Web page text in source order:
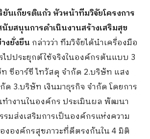
นเกียรติแก้ว หัวหน้าทีมวิจัยโครงการ
บสนุนการดำเนินงานสร้างเสริมสุข
งยั่งยืน กล่าวว่า ทีมวิจัยได้นำเครื่องมือ
ไปประยุกต์ใช้จริงในองค์กรต้นแบบ 3
ซีอาร์ซี ไทวัสดุ จำกัด 2.บริษัท แสง
ด 3.บริษัท เงินมาธุรกิจ จำกัด โดยการ
ทำงานในองค์กร ประเมินผล พัฒนา
มส่งเสริมการเป็นองค์กรแห่งความ
องค์กรสุขภาวะที่ดีตรงกันใน 4 มิติ